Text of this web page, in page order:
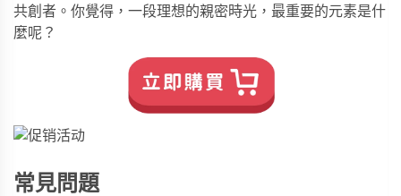
共創者。你覺得，一段理想的親密時光，最重要的元素是什
麼呢？
常見問題